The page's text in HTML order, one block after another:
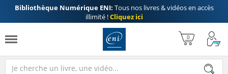
Bibliothèque Numérique ENI: Tous nos livres & vidéos en accès
illimité !Cliquez ici